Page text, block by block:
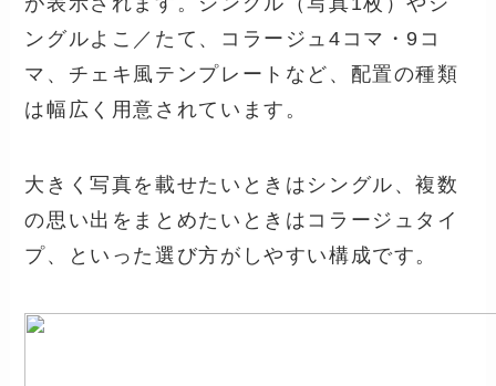
ングルよこ／たて、コラージュ4コマ・9コ
マ、チェキ風テンプレートなど、配置の種類
は幅広く用意されています。
大きく写真を載せたいときはシングル、複数
の思い出をまとめたいときはコラージュタイ
プ、といった選び方がしやすい構成です。